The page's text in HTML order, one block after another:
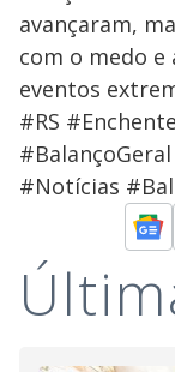
avançaram,
com o medo e
eventos
#RS
#Notícias